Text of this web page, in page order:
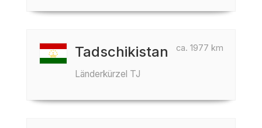
ca. 1977 km
Tadschikistan
Länderkürzel TJ